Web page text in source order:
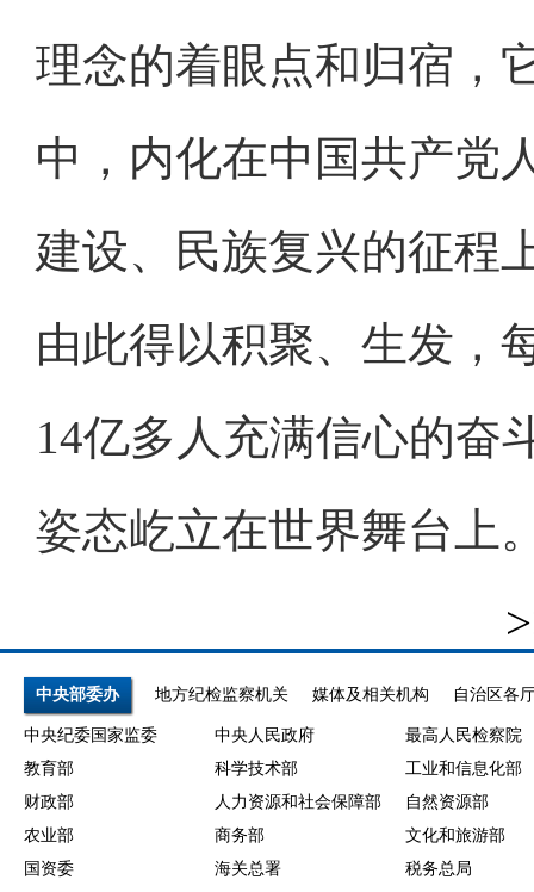
理念的着眼点和归宿，
中，内化在中国共产党
建设、民族复兴的征程
由此得以积聚、生发，
14亿多人充满信心的奋
姿态屹立在世界舞台上
中央部委办 地方纪检监察机关 媒体及相关机构 自治区各
中央纪委国家监委 中央人民政府
最高人民检察院
教育部
科学技术部
工业和信息化部
财政部
人力资源和社会保障部
自然资源部
农业部
商务部
文化和旅游部
国资委
海关总署 税务总局